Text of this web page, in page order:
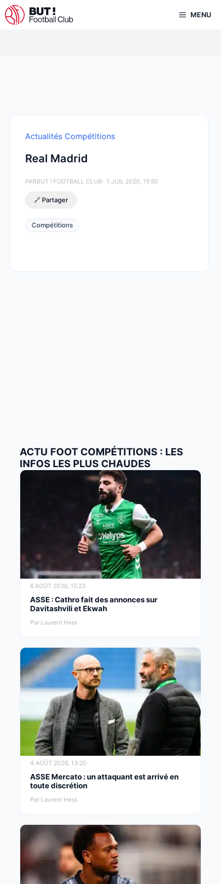
Aller
au
MENU
Actualités Compétitions
Real Madrid
PARBUT ! FOOTBALL CLUB- 1 JUIL 2020, 15:50
🔗 Partager
Compétitions
ACTU FOOT COMPÉTITIONS : LES
INFOS LES PLUS CHAUDES
6 AOÛT 2026, 15:23
ASSE : Cathro fait des annonces sur
Davitashvili et Ekwah
Par Laurent Hess
4 AOÛT 2026, 13:20
ASSE Mercato : un attaquant est arrivé en
toute discrétion
Par Laurent Hess